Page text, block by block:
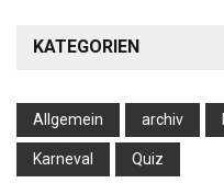
KATEGORIEN
Allgemein archiv
Karneval Quiz